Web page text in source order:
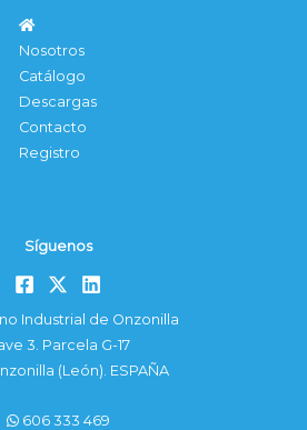
Nosotros
Catálogo
Descargas
Contacto
Registro
Síguenos
Industrial de Onzonilla
3. Parcela G-17
(León). ESPAÑA
606 333 469